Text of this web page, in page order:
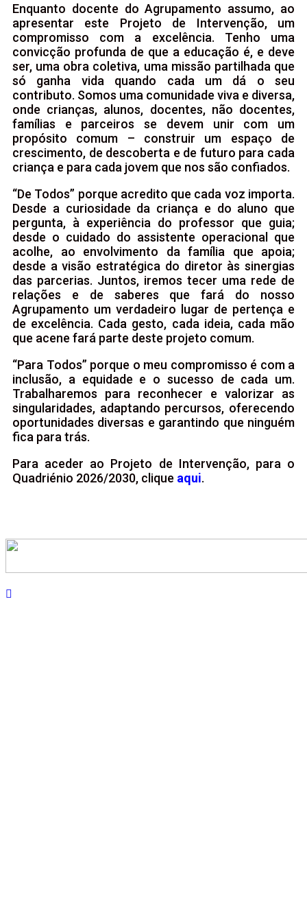
Enquanto docente do Agrupamento assumo, ao
apresentar este Projeto de Intervenção, um
compromisso com a excelência. Tenho uma
convicção profunda de que a educação é, e deve
ser, uma obra coletiva, uma missão partilhada que
só ganha vida quando cada um dá o seu
contributo. Somos uma comunidade viva e diversa,
onde crianças, alunos, docentes, não docentes,
famílias e parceiros se devem unir com um
propósito comum – construir um espaço de
crescimento, de descoberta e de futuro para cada
criança e para cada jovem que nos são confiados.
“De Todos” porque acredito que cada voz importa.
Desde a curiosidade da criança e do aluno que
pergunta, à experiência do professor que guia;
desde o cuidado do assistente operacional que
acolhe, ao envolvimento da família que apoia;
desde a visão estratégica do diretor às sinergias
das parcerias. Juntos, iremos tecer uma rede de
relações e de saberes que fará do nosso
Agrupamento um verdadeiro lugar de pertença e
de excelência. Cada gesto, cada ideia, cada mão
que acene fará parte deste projeto comum.
“Para Todos” porque o meu compromisso é com a
inclusão, a equidade e o sucesso de cada um.
Trabalharemos para reconhecer e valorizar as
singularidades, adaptando percursos, oferecendo
oportunidades diversas e garantindo que ninguém
fica para trás.
Para aceder ao Projeto de Intervenção, para o
Quadriénio 2026/2030, clique aqui.